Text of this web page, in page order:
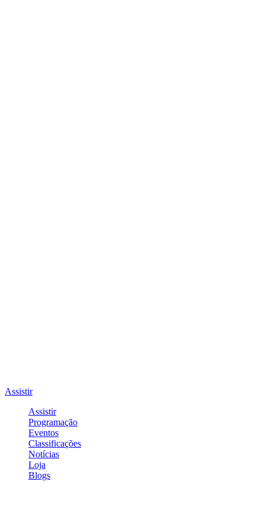
Assistir
Assistir
Programação
Eventos
Classificações
Notícias
Loja
Blogs